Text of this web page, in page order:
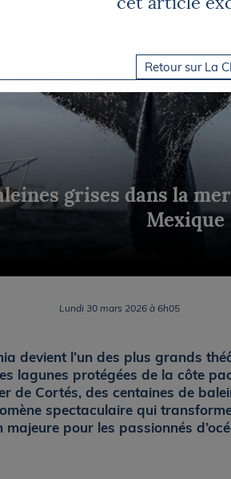
grises dans la
Mexique
Lundi 30 mars 2026 à 6h05
devient l’un des plus grands
lagunes protégées de la côte
de Cortés, des centaines de
spectaculaire qui
pour les passionnés
Retour sur La